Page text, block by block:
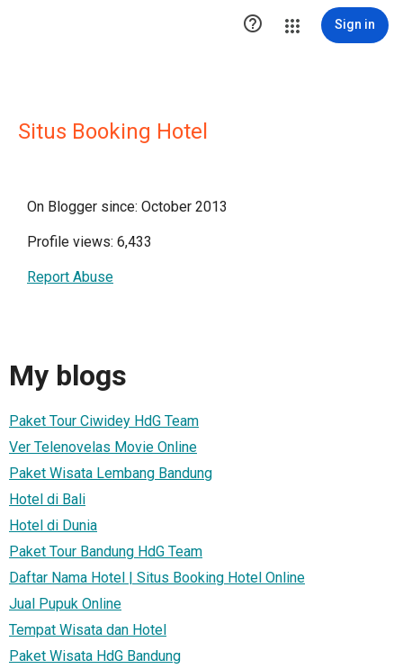
 Sign in
Situs Booking Hotel
On Blogger since: October 2013
Profile views: 6,433
Report Abuse
My blogs
Paket Tour Ciwidey HdG Team
Ver Telenovelas Movie Online
Paket Wisata Lembang Bandung
Hotel di Bali
Hotel di Dunia
Paket Tour Bandung HdG Team
Daftar Nama Hotel | Situs Booking Hotel Online
Jual Pupuk Online
Tempat Wisata dan Hotel
Paket Wisata HdG Bandung